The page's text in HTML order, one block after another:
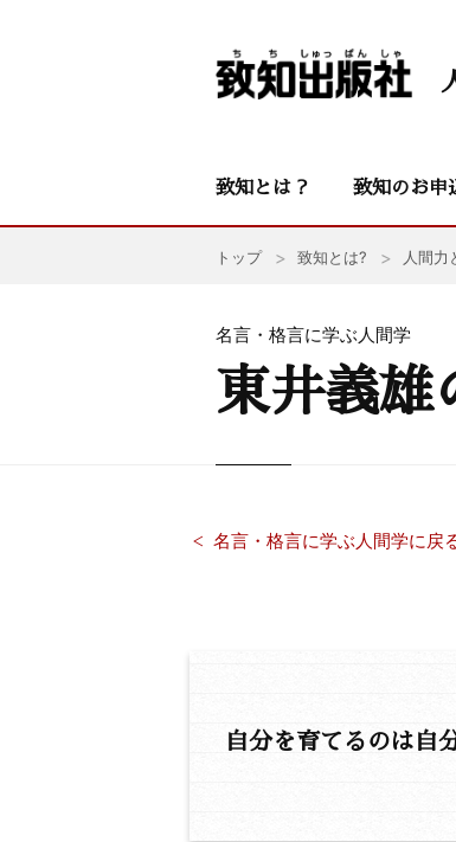
致知とは？ 致知のお申
トップ 致知とは? 人間力
名言・格言に学ぶ人間学
東井義雄
名言・格言に学ぶ人間学に戻
自分を育てるのは自